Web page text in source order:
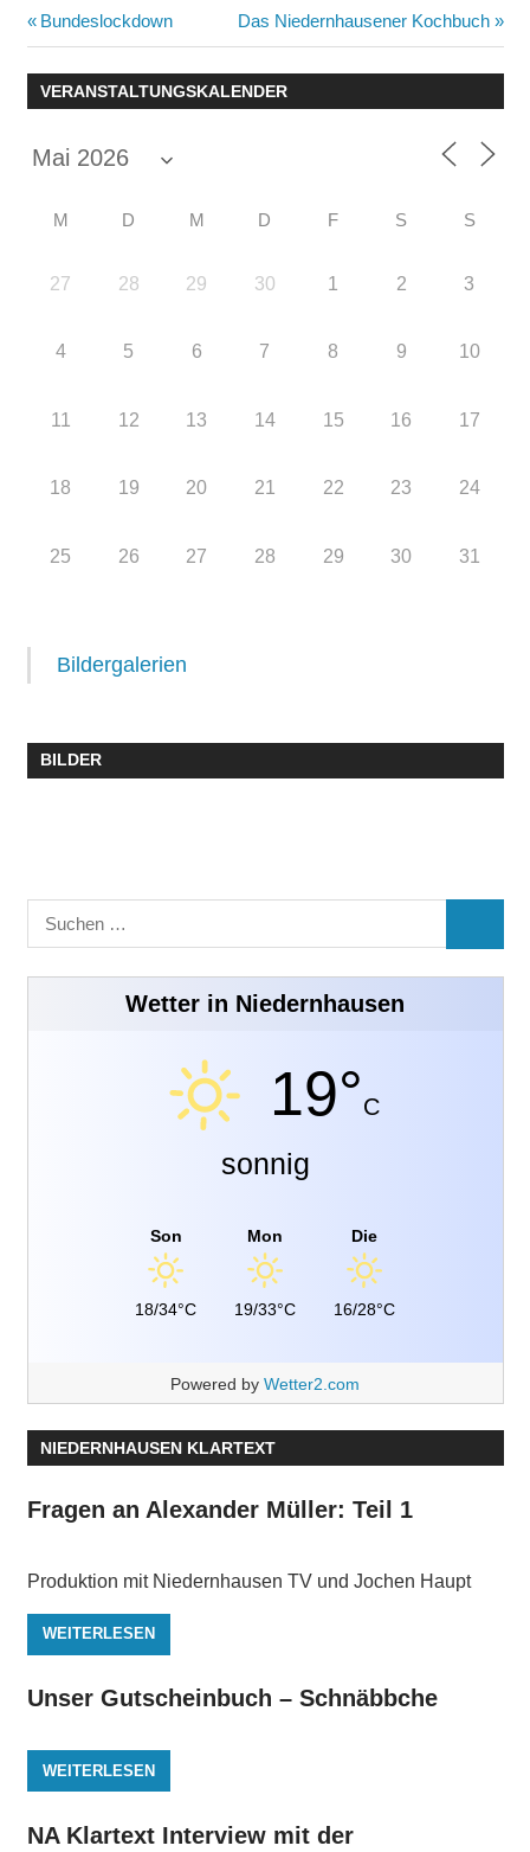
Beitragsnavigation
Vorheriger
Beitrag:
Bundeslockdown
Nächster
Beitrag:
Das Niedernhausener Kochbuch
VERANSTALTUNGSKALENDER
M D M D F S S
27 28 29 30 1 2 3
4 5 6 7 8 9 10
11 12 13 14 15 16 17
18 19 20 21 22 23 24
25 26 27 28 29 30 31
Bildergalerien
BILDER
Suchen
nach:
Wetter in Niedernhausen
19°C
sonnig
Son
18/34°C
Mon
19/33°C
Die
16/28°C
Powered by Wetter2.com
NIEDERNHAUSEN KLARTEXT
Fragen an Alexander Müller: Teil 1
Produktion mit Niedernhausen TV und Jochen Haupt
WEITERLESEN
Unser Gutscheinbuch – Schnäbbche
WEITERLESEN
NA Klartext Interview mit der